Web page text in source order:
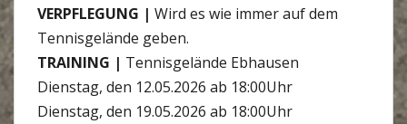
VERPFLEGUNG | Wird es wie immer auf dem
Tennisgelände geben.
TRAINING | Tennisgelände Ebhausen
Dienstag, den 12.05.2026 ab 18:00Uhr
Dienstag, den 19.05.2026 ab 18:00Uhr